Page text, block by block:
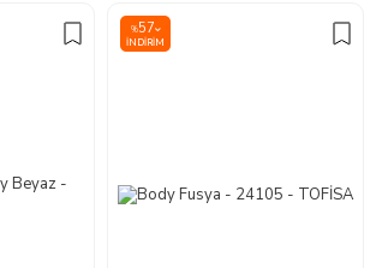
%57
İNDIRIM